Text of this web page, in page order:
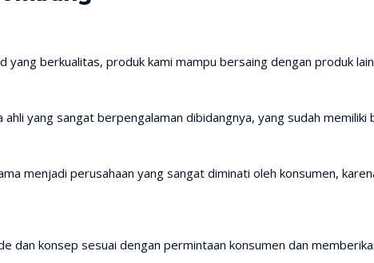
yang berkualitas, produk kami mampu bersaing dengan produk lain
yang sangat berpengalaman dibidangnya, yang sudah memiliki
menjadi perusahaan yang sangat diminati oleh konsumen,
dan konsep sesuai dengan permintaan konsumen dan